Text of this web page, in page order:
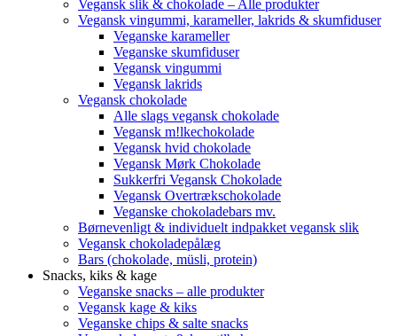
Vegansk slik & chokolade – Alle produkter
Vegansk vingummi, karameller, lakrids & skumfiduser
Veganske karameller
Veganske skumfiduser
Vegansk vingummi
Vegansk lakrids
Vegansk chokolade
Alle slags vegansk chokolade
Vegansk m!lkechokolade
Vegansk hvid chokolade
Vegansk Mørk Chokolade
Sukkerfri Vegansk Chokolade
Vegansk Overtrækschokolade
Veganske chokoladebars mv.
Børnevenligt & individuelt indpakket vegansk slik
Vegansk chokoladepålæg
Bars (chokolade, müsli, protein)
Snacks, kiks & kage
Veganske snacks – alle produkter
Vegansk kage & kiks
Veganske chips & salte snacks